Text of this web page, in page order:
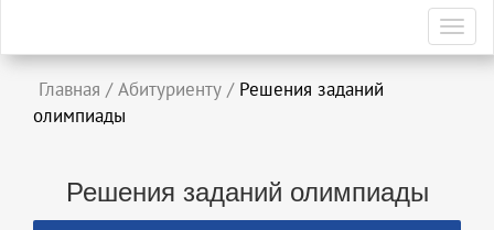
Главная / Абитуриенту / Решения заданий
олимпиады
Решения заданий олимпиады